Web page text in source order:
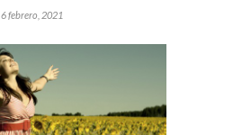
6 febrero, 2021